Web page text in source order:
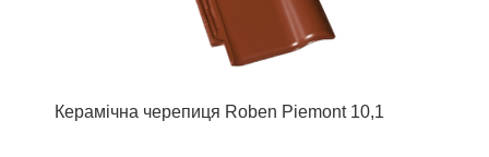
Керамічна черепиця Roben Piemont 10,1